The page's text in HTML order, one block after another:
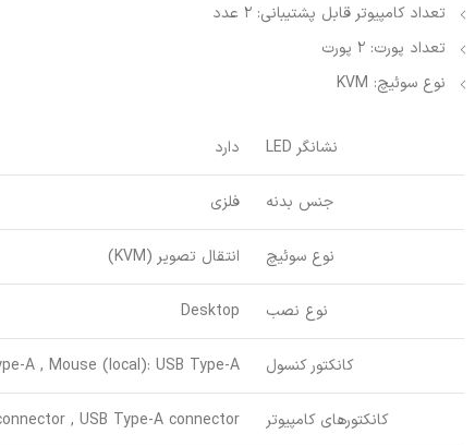
تعداد کامپیوتر قابل پشتیبانی: 2 عدد
تعداد پورت: 2 پورت
نوع سوئیچ: KVM
نشانگر LED دارد
جنس بدنه فلزی
نوع سوئیچ انتقال تصویر (KVM)
نوع نصب Desktop
کانکتور کنسول A , Mouse (local): USB Type-A
کانکتورهای کامپیوتر , USB Type-A connector